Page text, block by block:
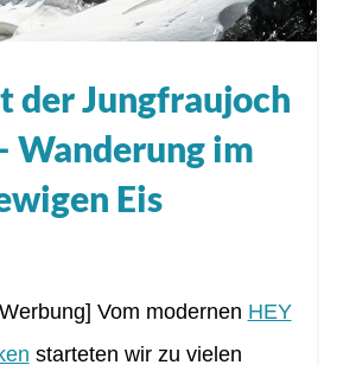
der Jungfraujoch
Wanderung im
Eis
Vom modernen HEY
starteten wir zu vielen